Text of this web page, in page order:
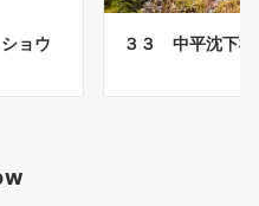
ョウ
３３ 中平沈下橋